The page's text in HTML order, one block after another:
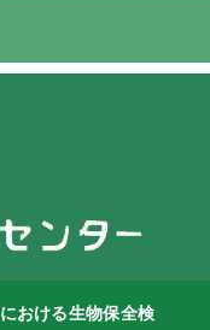
おける生物保全検